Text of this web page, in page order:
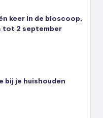
keer in de bioscoop,
tot 2 september
bij je huishouden